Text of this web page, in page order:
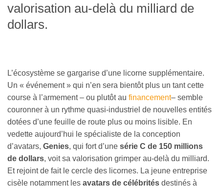
valorisation au-delà du milliard de
dollars.
L’écosystème se gargarise d’une licorne supplémentaire.
Un « événement » qui n’en sera bientôt plus un tant cette
course à l’armement – ou plutôt au financement– semble
couronner à un rythme quasi-industriel de nouvelles entités
dotées d’une feuille de route plus ou moins lisible. En
vedette aujourd’hui le spécialiste de la conception
d’avatars, Genies, qui fort d’une série C de 150 millions
de dollars, voit sa valorisation grimper au-delà du milliard.
Et rejoint de fait le cercle des licornes. La jeune entreprise
cisèle notamment les avatars de célébrités destinés à